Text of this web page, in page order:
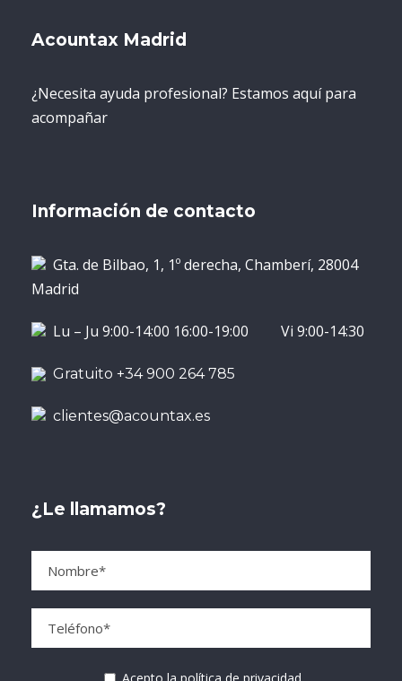
Acountax Madrid
¿Necesita ayuda profesional? Estamos aquí para
acompañar
Información de contacto
Gta. de Bilbao, 1, 1º derecha, Chamberí, 28004
Madrid
Lu – Ju 9:00-14:00 16:00-19:00 Vi 9:00-14:30
Gratuito +34 900 264 785
clientes@acountax.es
¿Le llamamos?
Acepto la política de privacidad